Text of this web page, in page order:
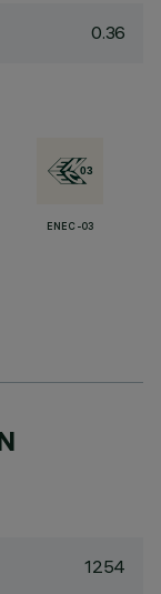
0.36
ENEC-03
1254